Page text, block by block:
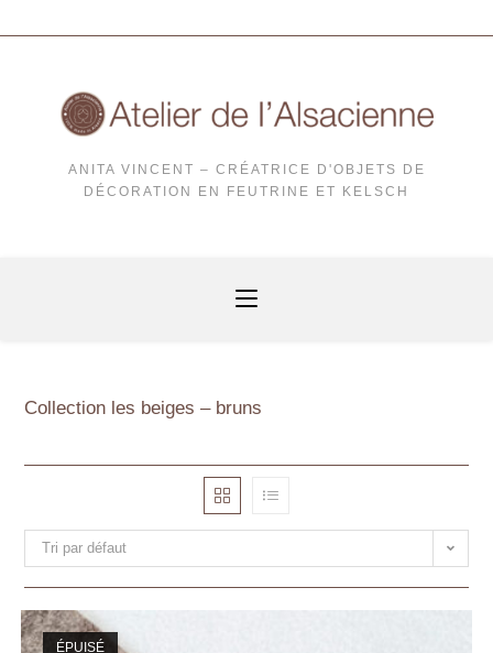
ANITA VINCENT – CRÉATRICE D'OBJETS DE
DÉCORATION EN FEUTRINE ET KELSCH
Collection les beiges – bruns
Tri par défaut
ÉPUISÉ